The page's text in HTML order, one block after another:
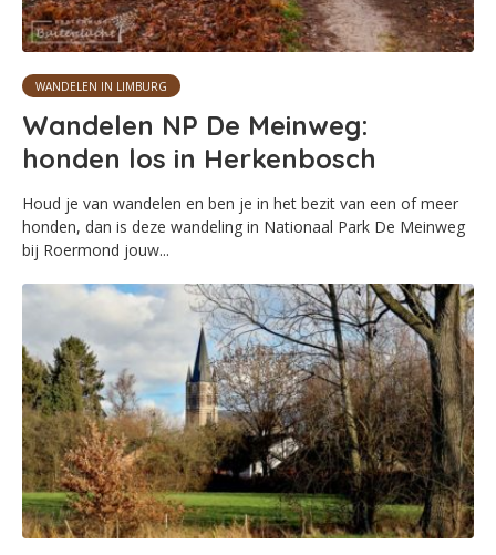
WANDELEN IN LIMBURG
Wandelen NP De Meinweg:
honden los in Herkenbosch
Houd je van wandelen en ben je in het bezit van een of meer
honden, dan is deze wandeling in Nationaal Park De Meinweg
bij Roermond jouw...